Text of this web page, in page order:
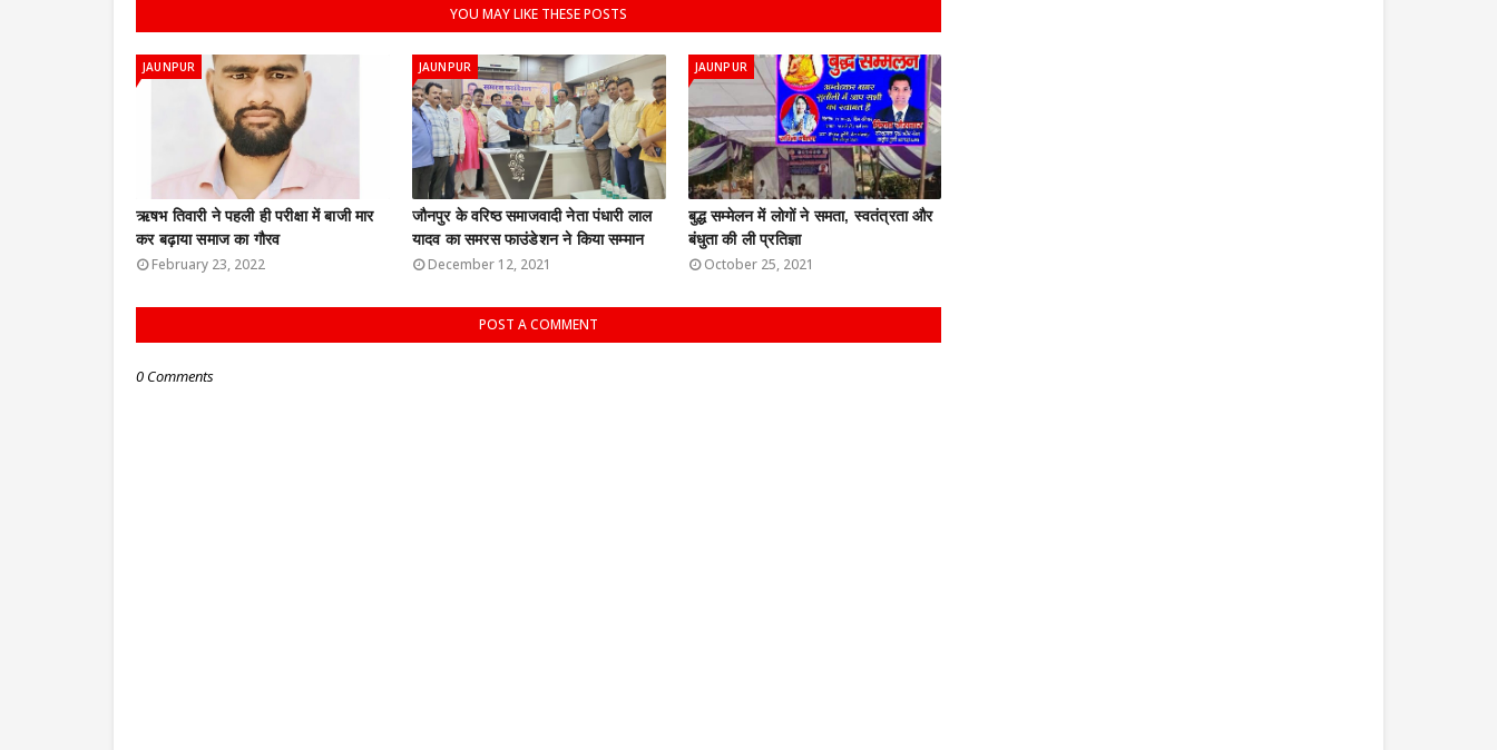
YOU MAY LIKE THESE POSTS
JAUNPUR
ऋषभ तिवारी ने पहली ही परीक्षा में बाजी मार
कर बढ़ाया समाज का गौरव
February 23, 2022
JAUNPUR
जौनपुर के वरिष्ठ समाजवादी नेता पंधारी लाल
यादव का समरस फाउंडेशन ने किया सम्मान
December 12, 2021
JAUNPUR
बुद्ध सम्मेलन में लोगों ने समता, स्वतंत्रता और
बंधुता की ली प्रतिज्ञा
October 25, 2021
POST A COMMENT
0 Comments